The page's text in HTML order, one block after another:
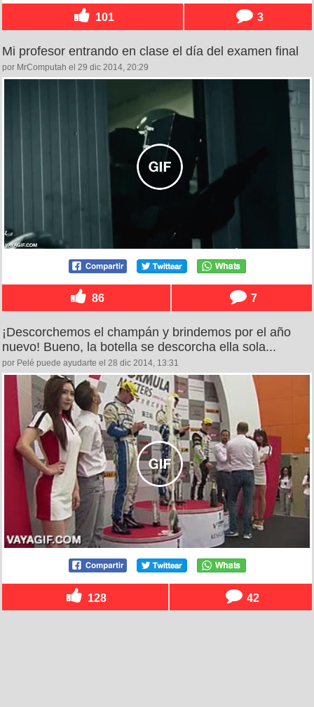
101 3
Mi profesor entrando en clase el día del examen final
por MrComputah el 29 dic 2014, 20:29
86 7
¡Descorchemos el champán y brindemos por el año
nuevo! Bueno, la botella se descorcha ella sola...
por Pelé puede ayudarte el 28 dic 2014, 13:31
128 42